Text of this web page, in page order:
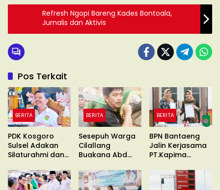
Refresh Ngopi Bareng Kades Bontoala,
Jurnalis dan Aktivis
Pos Terkait
BERITA
PDK Kosgoro
Sulsel Adakan
Silaturahmi dan
BERITA
Sesepuh Warga
Cilallang
Buakana Abd
Wafat
BERITA
BPN Bantaeng
Jalin Kerjasama
PT.Kapima